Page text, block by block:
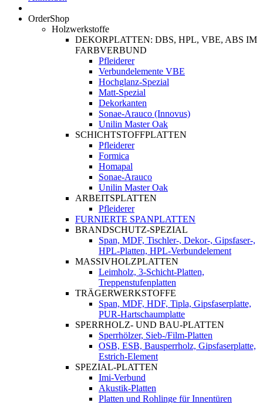
OrderShop
Holzwerkstoffe
DEKORPLATTEN: DBS, HPL, VBE, ABS IM
FARBVERBUND
Pfleiderer
Verbundelemente VBE
Hochglanz-Spezial
Matt-Spezial
Dekorkanten
Sonae-Arauco (Innovus)
Unilin Master Oak
SCHICHTSTOFFPLATTEN
Pfleiderer
Formica
Homapal
Sonae-Arauco
Unilin Master Oak
ARBEITSPLATTEN
Pfleiderer
FURNIERTE SPANPLATTEN
BRANDSCHUTZ-SPEZIAL
Span, MDF, Tischler-, Dekor-, Gipsfaser-,
HPL-Platten, HPL-Verbundelement
MASSIVHOLZPLATTEN
Leimholz, 3-Schicht-Platten,
Treppenstufenplatten
TRÄGERWERKSTOFFE
Span, MDF, HDF, Tipla, Gipsfaserplatte,
PUR-Hartschaumplatte
SPERRHOLZ- UND BAU-PLATTEN
Sperrhölzer, Sieb-/Film-Platten
OSB, ESB, Bausperrholz, Gipsfaserplatte,
Estrich-Element
SPEZIAL-PLATTEN
Imi-Verbund
Akustik-Platten
Platten und Rohlinge für Innentüren